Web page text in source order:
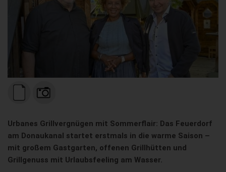
Urbanes Grillvergnügen mit Sommerflair: Das Feuerdorf
am Donaukanal startet erstmals in die warme Saison –
mit großem Gastgarten, offenen Grillhütten und
Grillgenuss mit Urlaubsfeeling am Wasser.